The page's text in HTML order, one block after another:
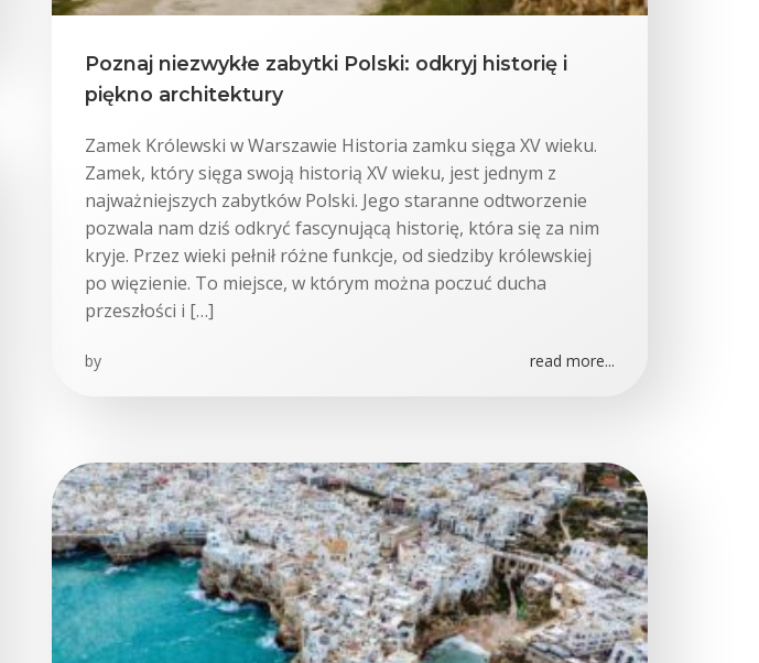
Poznaj niezwykłe zabytki Polski: odkryj historię i
piękno architektury
Zamek Królewski w Warszawie Historia zamku sięga XV wieku.
Zamek, który sięga swoją historią XV wieku, jest jednym z
najważniejszych zabytków Polski. Jego staranne odtworzenie
pozwala nam dziś odkryć fascynującą historię, która się za nim
kryje. Przez wieki pełnił różne funkcje, od siedziby królewskiej
po więzienie. To miejsce, w którym można poczuć ducha
przeszłości i […]
by read more...